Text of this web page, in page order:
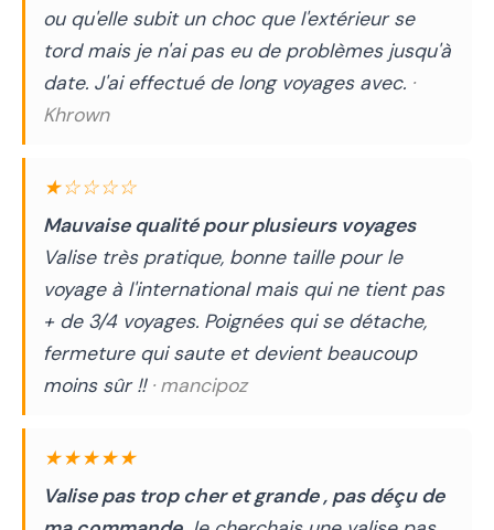
ou qu'elle subit un choc que l'extérieur se
tord mais je n'ai pas eu de problèmes jusqu'à
date. J'ai effectué de long voyages avec. ·
Khrown
★☆☆☆☆
Mauvaise qualité pour plusieurs voyages
Valise très pratique, bonne taille pour le
voyage à l'international mais qui ne tient pas
+ de 3/4 voyages. Poignées qui se détache,
fermeture qui saute et devient beaucoup
moins sûr !! · mancipoz
★★★★★
Valise pas trop cher et grande , pas déçu de